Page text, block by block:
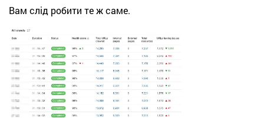
Вам слід робити те ж саме.